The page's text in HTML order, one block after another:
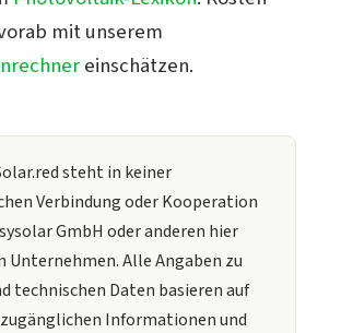
mit unserem
einschätzen.
steht in keiner
Verbindung oder Kooperation
GmbH oder anderen hier
Unternehmen. Alle Angaben zu
technischen Daten basieren auf
Informationen und